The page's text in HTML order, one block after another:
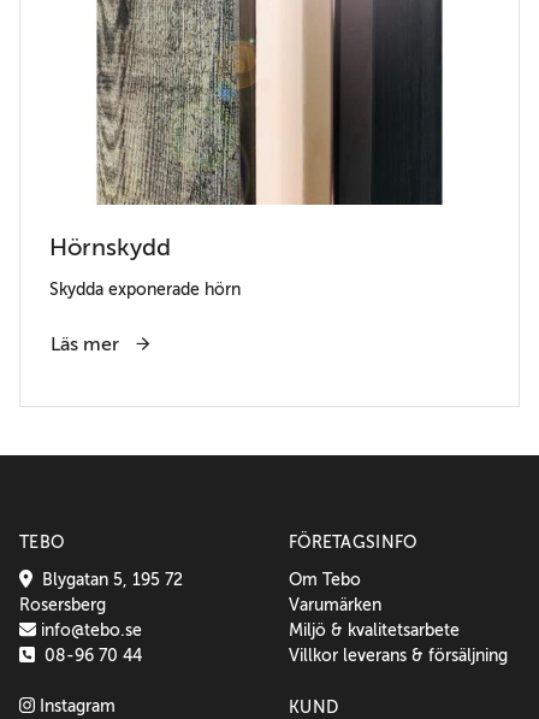
Hörnskydd
Skydda exponerade hörn
Läs mer
TEBO
Blygatan 5, 195 72
Rosersberg
info@tebo.se
08-96 70 44
Instagram
FÖRETAGSINFO
Om Tebo
Varumärken
Miljö & kvalitetsarbete
Villkor leverans & försäljning
KUND